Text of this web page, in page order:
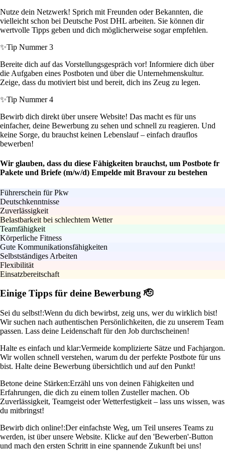
Nutze dein Netzwerk! Sprich mit Freunden oder Bekannten, die
vielleicht schon bei Deutsche Post DHL arbeiten. Sie können dir
wertvolle Tipps geben und dich möglicherweise sogar empfehlen.
✨Tip Nummer 3
Bereite dich auf das Vorstellungsgespräch vor! Informiere dich über
die Aufgaben eines Postboten und über die Unternehmenskultur.
Zeige, dass du motiviert bist und bereit, dich ins Zeug zu legen.
✨Tip Nummer 4
Bewirb dich direkt über unsere Website! Das macht es für uns
einfacher, deine Bewerbung zu sehen und schnell zu reagieren. Und
keine Sorge, du brauchst keinen Lebenslauf – einfach drauflos
bewerben!
Wir glauben, dass du diese Fähigkeiten brauchst, um Postbote fr
Pakete und Briefe (m/w/d) Empelde mit Bravour zu bestehen
Führerschein für Pkw
Deutschkenntnisse
Zuverlässigkeit
Belastbarkeit bei schlechtem Wetter
Teamfähigkeit
Körperliche Fitness
Gute Kommunikationsfähigkeiten
Selbstständiges Arbeiten
Flexibilität
Einsatzbereitschaft
Einige Tipps für deine Bewerbung 🫡
Sei du selbst!:Wenn du dich bewirbst, zeig uns, wer du wirklich bist!
Wir suchen nach authentischen Persönlichkeiten, die zu unserem Team
passen. Lass deine Leidenschaft für den Job durchscheinen!
Halte es einfach und klar:Vermeide komplizierte Sätze und Fachjargon.
Wir wollen schnell verstehen, warum du der perfekte Postbote für uns
bist. Halte deine Bewerbung übersichtlich und auf den Punkt!
Betone deine Stärken:Erzähl uns von deinen Fähigkeiten und
Erfahrungen, die dich zu einem tollen Zusteller machen. Ob
Zuverlässigkeit, Teamgeist oder Wetterfestigkeit – lass uns wissen, was
du mitbringst!
Bewirb dich online!:Der einfachste Weg, um Teil unseres Teams zu
werden, ist über unsere Website. Klicke auf den 'Bewerben'-Button
und mach den ersten Schritt in eine spannende Zukunft bei uns!